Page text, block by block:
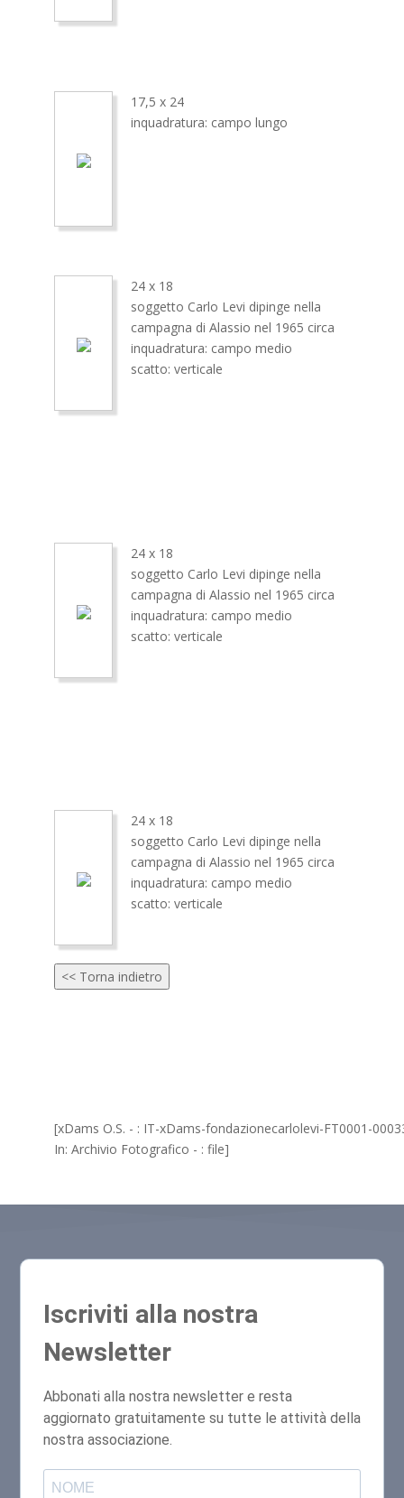
17,5 x 24
inquadratura: campo lungo
24 x 18
soggetto Carlo Levi dipinge nella
campagna di Alassio nel 1965 circa
inquadratura: campo medio
scatto: verticale
24 x 18
soggetto Carlo Levi dipinge nella
campagna di Alassio nel 1965 circa
inquadratura: campo medio
scatto: verticale
24 x 18
soggetto Carlo Levi dipinge nella
campagna di Alassio nel 1965 circa
inquadratura: campo medio
scatto: verticale
<< Torna indietro
[xDams O.S. - : IT-xDams-fondazionecarlolevi-FT0001-
In: Archivio Fotografico - : file]
Iscriviti alla nostra
Newsletter
Abbonati alla nostra newsletter e resta
aggiornato gratuitamente su tutte le attività della
nostra associazione.